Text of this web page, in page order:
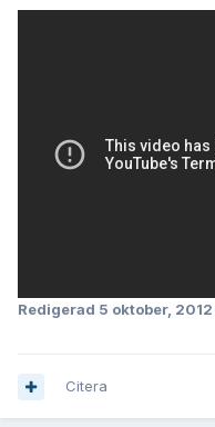
Redigerad 5 oktober, 2012
Citera